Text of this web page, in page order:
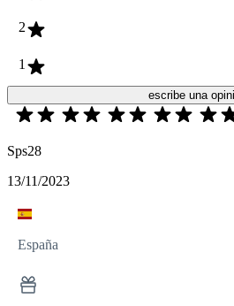
2
1
escribe una
Sps28
13/11/2023
España